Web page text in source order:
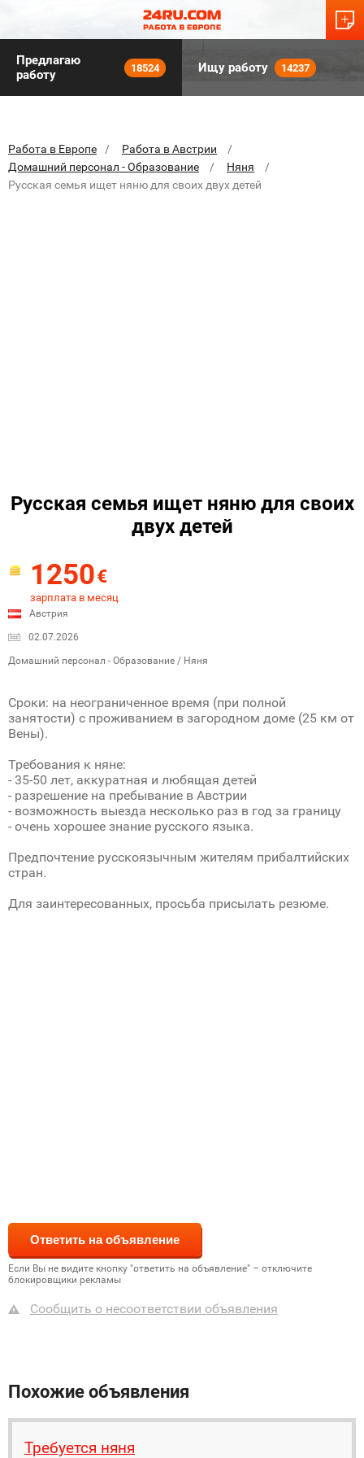
Предлагаю
работу
18524 Ищу работу 14237
Работа в Европе
Работа в Австрии
Домашний персонал - Образование
Няня
Русская семья ищет няню для своих двух детей
Русская семья ищет няню для своих
двух детей
1250€
зарплата в месяц
Австрия
02.07.2026
Домашний персонал - Образование / Няня
Сроки: на неограниченное время (при полной
занятости) с проживанием в загородном доме (25 км от
Вены).
Требования к няне:
- 35-50 лет, аккуратная и любящая детей
- разрешение на пребывание в Австрии
- возможность выезда несколько раз в год за границу
- очень хорошее знание русского языка.
Предпочтение русскоязычным жителям прибалтийских
стран.
Для заинтересованных, просьба присылать резюме.
Если Вы не видите кнопку "ответить на объявление" – отключите
блокировщики рекламы
Сообщить о несоответствии объявления
Похожие объявления
Требуется няня